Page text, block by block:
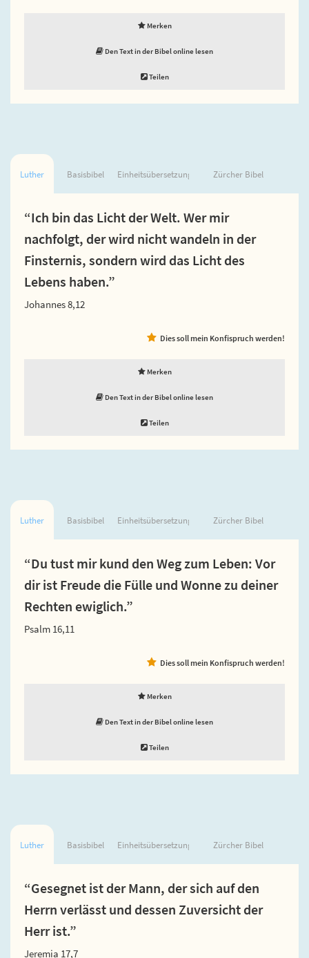
Merken
Den Text in der Bibel online lesen
Teilen
Luther Basisbibel Einheitsübersetzung Zürcher Bibel
“Ich bin das Licht der Welt. Wer mir
nachfolgt, der wird nicht wandeln in der
Finsternis, sondern wird das Licht des
Lebens haben.”
Johannes 8,12
Dies soll mein Konfispruch werden!
Merken
Den Text in der Bibel online lesen
Teilen
Luther Basisbibel Einheitsübersetzung Zürcher Bibel
“Du tust mir kund den Weg zum Leben: Vor
dir ist Freude die Fülle und Wonne zu deiner
Rechten ewiglich.”
Psalm 16,11
Dies soll mein Konfispruch werden!
Merken
Den Text in der Bibel online lesen
Teilen
Luther Basisbibel Einheitsübersetzung Zürcher Bibel
“Gesegnet ist der Mann, der sich auf den
Herrn verlässt und dessen Zuversicht der
Herr ist.”
Jeremia 17,7